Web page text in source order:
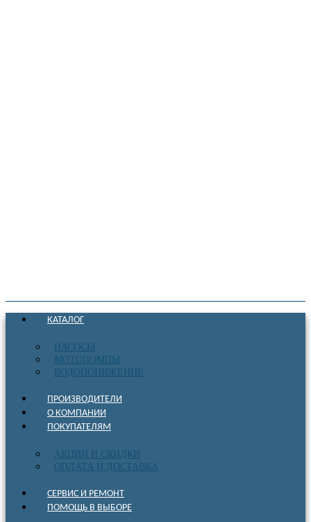
КАТАЛОГ
НАСОСЫ
МОТОПОМПЫ
ВОДОПОНИЖЕНИЕ
ПРОИЗВОДИТЕЛИ
О КОМПАНИИ
ПОКУПАТЕЛЯМ
АКЦИИ И СКИДКИ
ОПЛАТА И ДОСТАВКА
СЕРВИС И РЕМОНТ
ПОМОЩЬ В ВЫБОРЕ